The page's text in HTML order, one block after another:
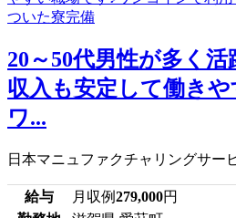
20～50代男性が多く
収入も安定して働き
ワ...
日本マニュファクチャリングサー
給与 月収例279,000円